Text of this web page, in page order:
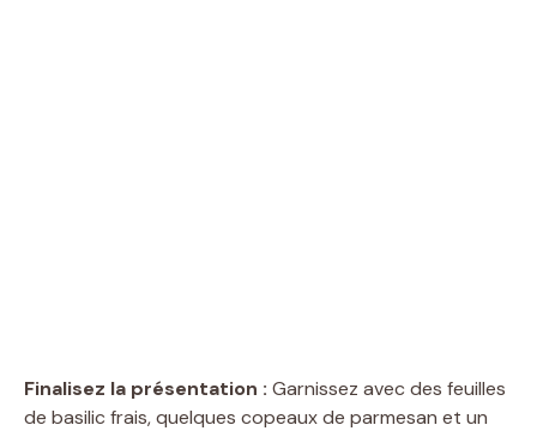
Finalisez la présentation : Garnissez avec des feuilles
de basilic frais, quelques copeaux de parmesan et un